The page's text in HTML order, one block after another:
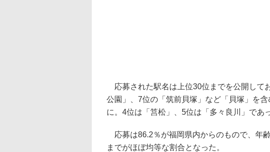
応募された駅名は上位30位までを公開して
公園」、7位の「筑前貝塚」など「貝塚」を
に。4位は「筥松」、5位は「多々良川」であ
応募は86.2％が福岡県内からのもので、年
までがほぼ均等な割合となった。